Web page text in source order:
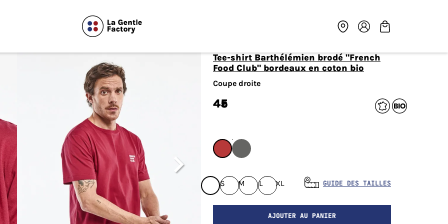
Tee-shirt Barthélémien brodé "French
Food Club" bordeaux en coton bio
Coupe droite
45
€
S M L XL GUIDE DES TAILLES
AJOUTER AU PANIER
